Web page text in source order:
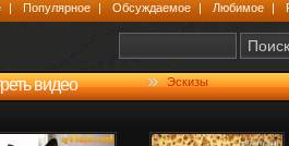
| Популярное | Обсуждаемое | Любимое |
видео Эскизы